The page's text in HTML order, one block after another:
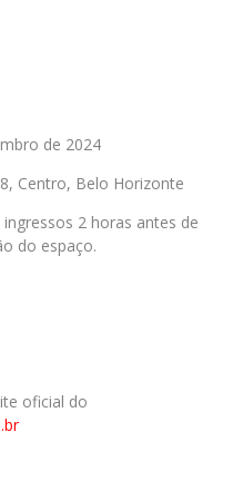
de 2024
Centro, Belo Horizonte
2 horas antes de
do espaço.
oficial do